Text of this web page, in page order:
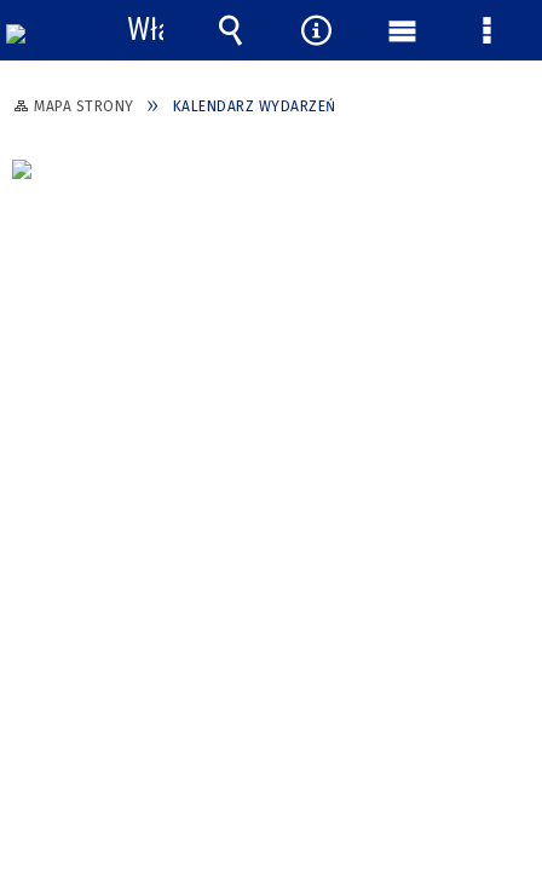
MAPA STRONY KALENDARZ WYDARZEŃ
Włącz
powiadomienia
Wyszukiwarka
Narzędzia
Menu Menu